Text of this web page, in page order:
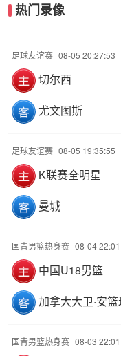
热门录像
足球友谊赛 08-05 20:27:53
切尔西
尤文图斯
足球友谊赛 08-05 19:35:55
K联赛全明星
曼城
国青男篮热身赛 08-04
中国U18男篮
加拿大大卫·安
国青男篮热身赛 08-03